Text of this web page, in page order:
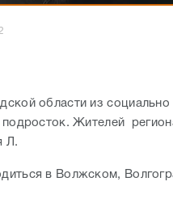
области из социально
Жителей
Л.
в Волжском,